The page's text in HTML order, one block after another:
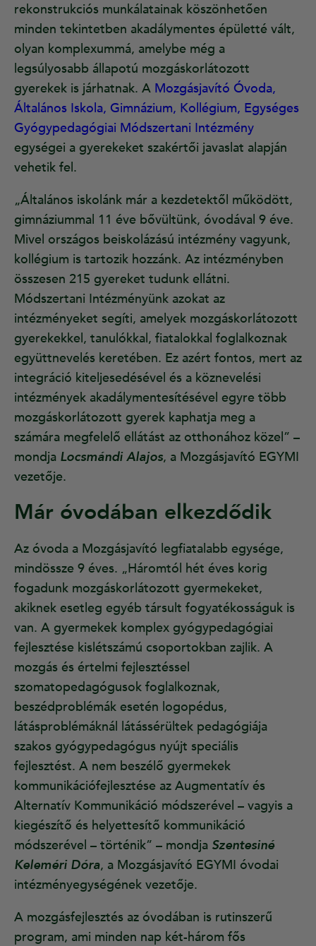
rekonstrukciós munkálatainak köszönhetően
minden tekintetben akadálymentes épületté vált,
olyan komplexummá, amelybe még a
legsúlyosabb állapotú mozgáskorlátozott
gyerekek is járhatnak. A Mozgásjavító Óvoda,
Általános Iskola, Gimnázium, Kollégium, Egységes
Gyógypedagógiai Módszertani Intézmény
egységei a gyerekeket szakértői javaslat alapján
vehetik fel.
„Általános iskolánk már a kezdetektől működött,
gimnáziummal 11 éve bővültünk, óvodával 9 éve.
Mivel országos beiskolázású intézmény vagyunk,
kollégium is tartozik hozzánk. Az intézményben
összesen 215 gyereket tudunk ellátni.
Módszertani Intézményünk azokat az
intézményeket segíti, amelyek mozgáskorlátozott
gyerekekkel, tanulókkal, fiatalokkal foglalkoznak
együttnevelés keretében. Ez azért fontos, mert az
integráció kiteljesedésével és a köznevelési
intézmények akadálymentesítésével egyre több
mozgáskorlátozott gyerek kaphatja meg a
számára megfelelő ellátást az otthonához közel” –
mondja Locsmándi Alajos, a Mozgásjavító EGYMI
vezetője.
Már óvodában elkezdődik
Az óvoda a Mozgásjavító legfiatalabb egysége,
mindössze 9 éves. „Háromtól hét éves korig
fogadunk mozgáskorlátozott gyermekeket,
akiknek esetleg egyéb társult fogyatékosságuk is
van. A gyermekek komplex gyógypedagógiai
fejlesztése kislétszámú csoportokban zajlik. A
mozgás és értelmi fejlesztéssel
szomatopedagógusok foglalkoznak,
beszédproblémák esetén logopédus,
látásproblémáknál látássérültek pedagógiája
szakos gyógypedagógus nyújt speciális
fejlesztést. A nem beszélő gyermekek
kommunikációfejlesztése az Augmentatív és
Alternatív Kommunikáció módszerével – vagyis a
kiegészítő és helyettesítő kommunikáció
módszerével – történik” – mondja Szentesiné
Keleméri Dóra, a Mozgásjavító EGYMI óvodai
intézményegységének vezetője.
A mozgásfejlesztés az óvodában is rutinszerű
program, ami minden nap két-három fős